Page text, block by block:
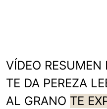
VÍDEO RESUMEN
TE DA PEREZA
AL GRANO TE